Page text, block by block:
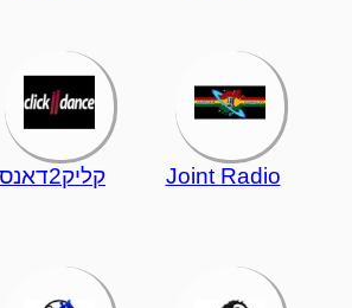
Joint Radio קליק2דאנס